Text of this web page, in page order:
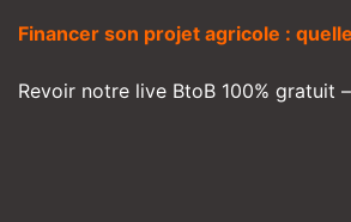
Financer son projet agricole :
Revoir notre live BtoB 100% gratuit –